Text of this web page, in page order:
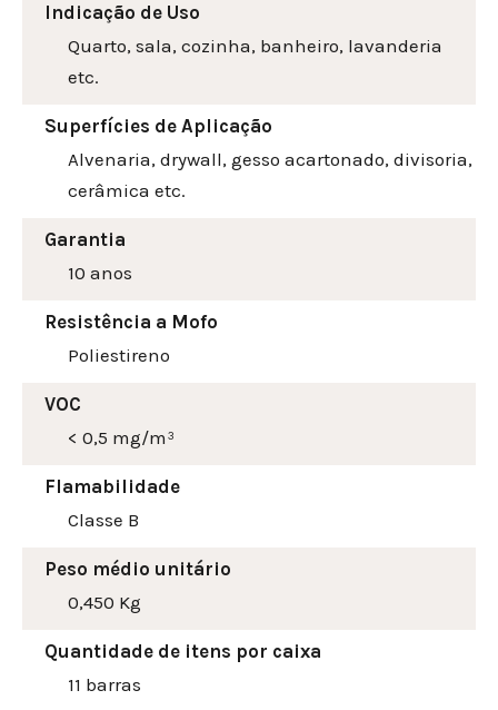
Indicação de Uso
Quarto, sala, cozinha, banheiro, lavanderia
etc.
Superfícies de Aplicação
Alvenaria, drywall, gesso acartonado, divisoria,
cerâmica etc.
Garantia
10 anos
Resistência a Mofo
Poliestireno
VOC
< 0,5 mg/m³
Flamabilidade
Classe B
Peso médio unitário
0,450 Kg
Quantidade de itens por caixa
11 barras